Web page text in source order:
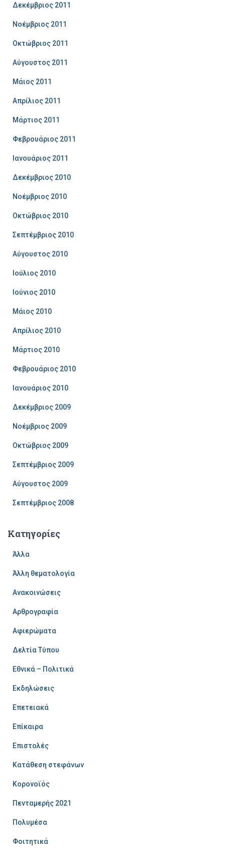
Δεκέμβριος 2011
Νοέμβριος 2011
Οκτώβριος 2011
Αύγουστος 2011
Μάιος 2011
Απρίλιος 2011
Μάρτιος 2011
Φεβρουάριος 2011
Ιανουάριος 2011
Δεκέμβριος 2010
Νοέμβριος 2010
Οκτώβριος 2010
Σεπτέμβριος 2010
Αύγουστος 2010
Ιούλιος 2010
Ιούνιος 2010
Μάιος 2010
Απρίλιος 2010
Μάρτιος 2010
Φεβρουάριος 2010
Ιανουάριος 2010
Δεκέμβριος 2009
Νοέμβριος 2009
Οκτώβριος 2009
Σεπτέμβριος 2009
Αύγουστος 2009
Σεπτέμβριος 2008
Kατηγορίες
Άλλα
Άλλη θεματολογία
Ανακοινώσεις
Αρθρογραφία
Αφιερώματα
Δελτία Τύπου
Εθνικά – Πολιτικά
Εκδηλώσεις
Επετειακά
Επίκαιρα
Επιστολές
Κατάθεση στεφάνων
Κορονοϊός
Πενταμερής 2021
Πολυμέσα
Φοιτητικά